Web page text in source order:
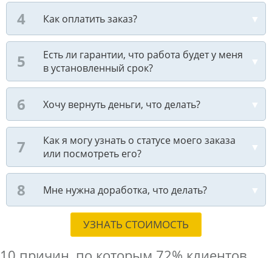
Как оплатить заказ?
Есть ли гарантии, что работа будет у меня
в установленный срок?
Хочу вернуть деньги, что делать?
Как я могу узнать о статусе моего заказа
или посмотреть его?
Мне нужна доработка, что делать?
УЗНАТЬ СТОИМОСТЬ